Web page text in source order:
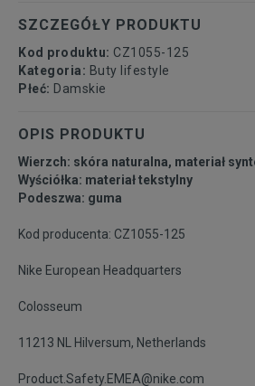
40,5 26 cm
41 26,5 cm
SZCZEGÓŁY PRODUKTU
Kod produktu: CZ1055-125
Kategoria: Buty lifestyle
Płeć: Damskie
OPIS PRODUKTU
Wierzch: skóra naturalna, materiał
Wyściółka: materiał tekstylny
Podeszwa: guma
Kod producenta: CZ1055-125
Nike European Headquarters
Colosseum
11213 NL Hilversum, Netherlands
Product.Safety.EMEA@nike.com